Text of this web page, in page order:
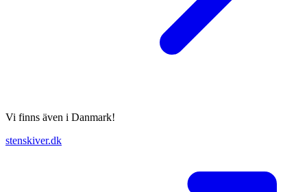
Vi finns även i Danmark!
stenskiver.dk